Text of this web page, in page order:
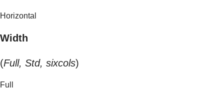
Horizontal
Width
(Full, Std, sixcols)
Full